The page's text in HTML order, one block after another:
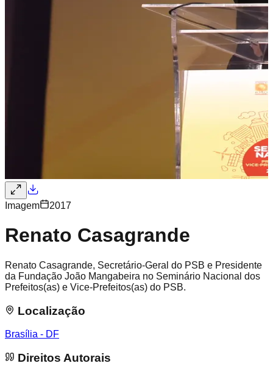
Imagem 2017
Renato Casagrande
Renato Casagrande, Secretário-Geral do PSB e Presidente
da Fundação João Mangabeira no Seminário Nacional dos
Prefeitos(as) e Vice-Prefeitos(as) do PSB.
Localização
Brasília - DF
Direitos Autorais